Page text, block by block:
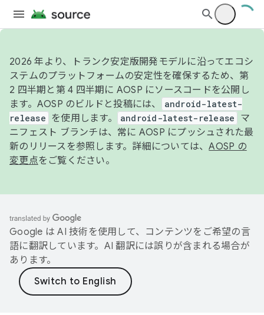
2026 年より、トランク安定版開発モデルに沿ってエコシ
ステムのプラットフォームの安定性を確保するため、第
2 四半期と第 4 四半期に AOSP にソースコードを公開し
ます。AOSP のビルドと投稿には、
android-latest-
release
を使用します。 android-latest-release
マ
ニフェスト ブランチは、常に AOSP にプッシュされた最
新のリリースを参照します。詳細については、AOSP の
変更点をご覧ください。
Google は AI 技術を使用して、コンテンツをご希望の言
語に翻訳しています。AI 翻訳には誤りが含まれる場合が
あります。